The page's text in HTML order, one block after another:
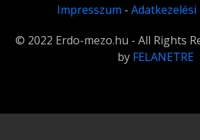
Impresszum -
© 2022 Erdo-mezo.hu - All Rights
by FELANETRE